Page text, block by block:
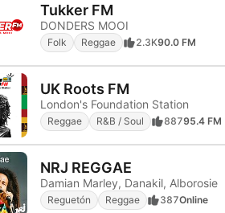
Tukker FM
DONDERS MOOI
Folk Reggae 2.3K90.0 FM
UK Roots FM
London's Foundation Station
Reggae R&B / Soul 88795.4 FM
NRJ REGGAE
Damian Marley, Danakil, Alborosie
Reguetón Reggae 387Online